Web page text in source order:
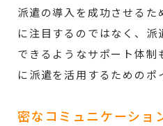
派遣の導入を成功させるた
に注目するのではなく、
できるようなサポート体制
に派遣を活用するためのポ
密なコミュニケーショ